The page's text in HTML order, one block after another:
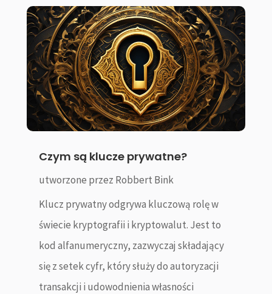
Czym są klucze prywatne?
utworzone przez Robbert Bink
Klucz prywatny odgrywa kluczową rolę w
świecie kryptografii i kryptowalut. Jest to
kod alfanumeryczny, zazwyczaj składający
się z setek cyfr, który służy do autoryzacji
transakcji i udowodnienia własności